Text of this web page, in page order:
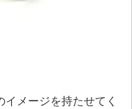
メージを持たせてく